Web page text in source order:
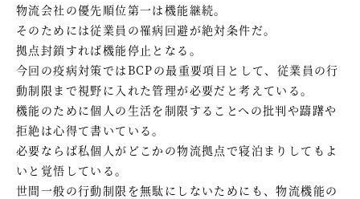
物流会社の優先順位第一は機能継続。
そのためには従業員の罹病回避が絶対条件だ。
拠点封鎖すれば機能停止となる。
今回の疫病対策ではBCPの最重要項目として、従業員の行
動制限まで視野に入れた管理が必要だと考えている。
機能のために個人の生活を制限することへの批判や躊躇や
拒絶は心得て書いている。
必要ならば私個人がどこかの物流拠点で寝泊まりしてもよ
いと覚悟している。
世間一般の行動制限を無駄にしないためにも、物流機能の